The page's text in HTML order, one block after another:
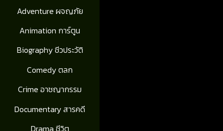
Adventure ผจญภัย
Animation การ์ตูน
Biography ชีวประวัติ
Comedy ตลก
Crime อาชญากรรม
Documentary สารคดี
Drama ชีวิต